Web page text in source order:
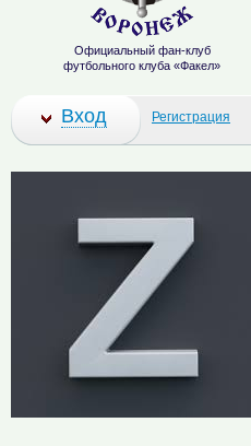
Официальный фан-клуб
футбольного клуба «Факел»
Вход Регистрация